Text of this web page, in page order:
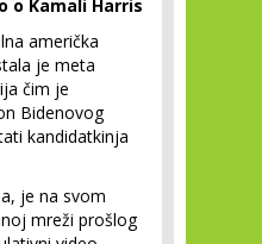
o Kamali Harris
američka
je meta
čim je
Bidenovog
kandidatkinja
je na svom
mreži prošlog